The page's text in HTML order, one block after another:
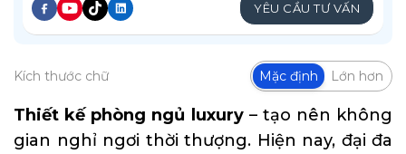
YÊU CẦU TƯ VẤN
Kích thước chữ Mặc định Lớn hơn
Thiết kế phòng ngủ luxury– tạo nên không
gian nghỉ ngơi thời thượng. Hiện nay, đại đa